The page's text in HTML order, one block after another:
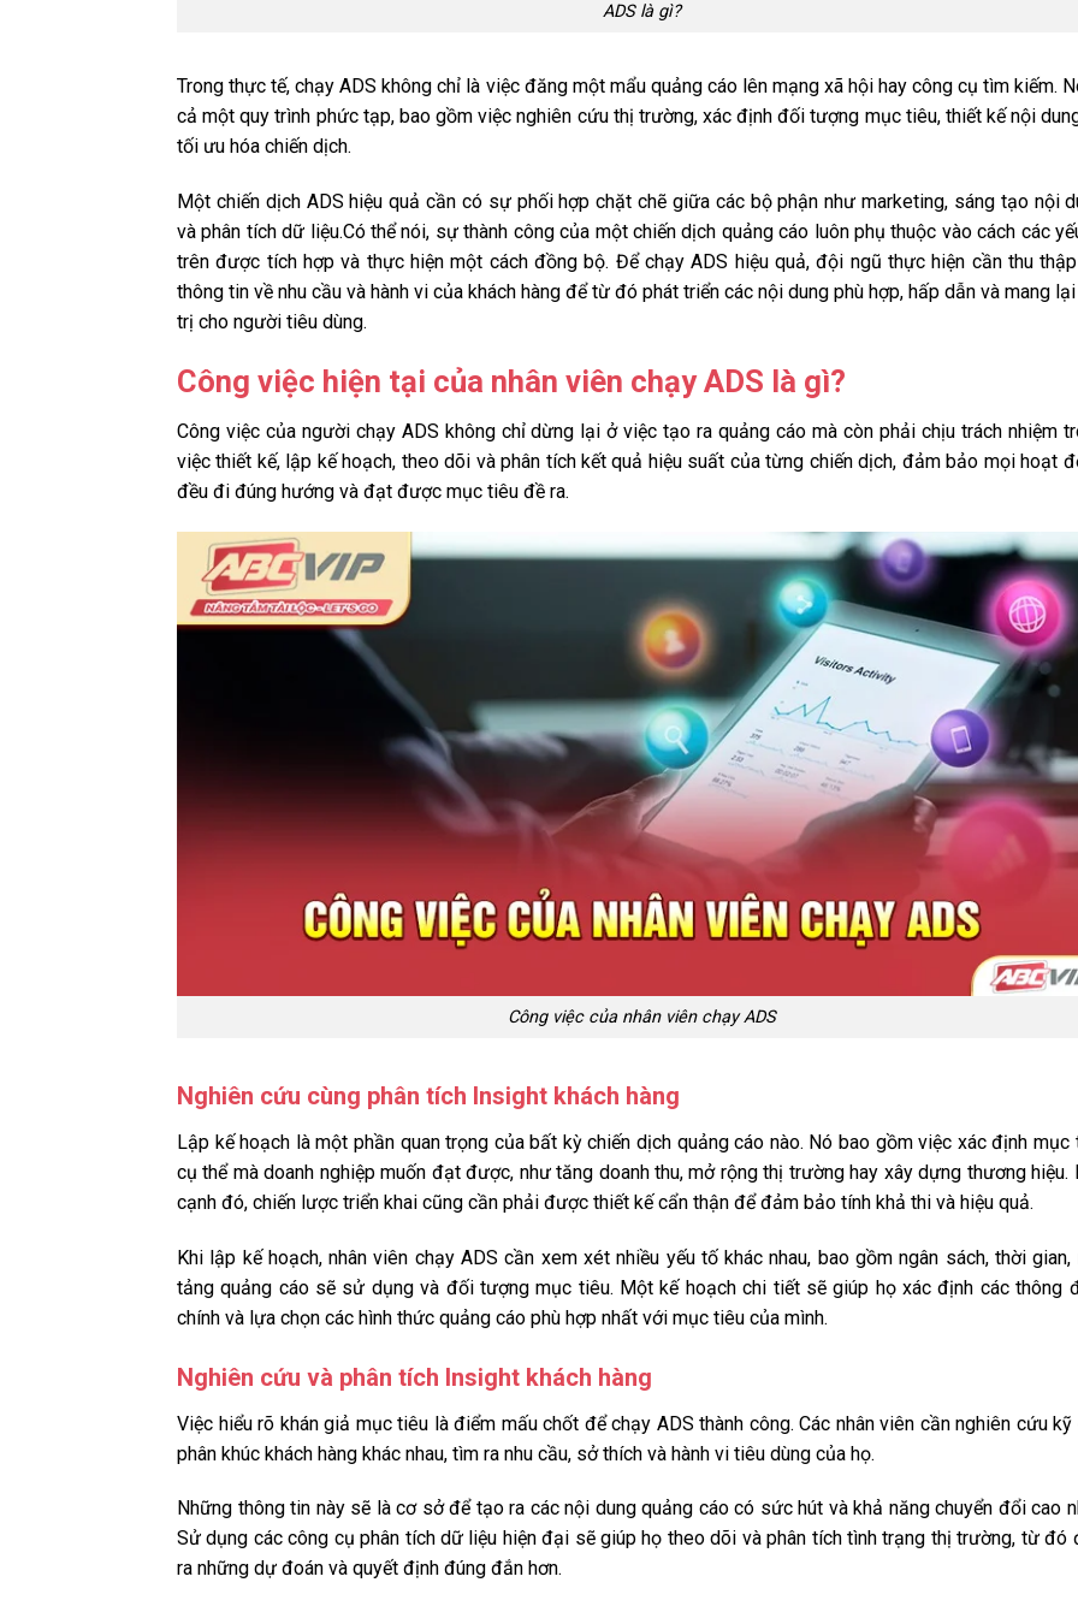
ADS là gì?
Trong thực tế, chạy ADS không chỉ là việc đăng một mẩu quảng cáo lên mạng xã hội hay công cụ tìm kiếm.
cả một quy trình phức tạp, bao gồm việc nghiên cứu thị trường, xác định đối tượng mục tiêu, thiết kế nội
tối ưu hóa chiến dịch.
Một chiến dịch ADS hiệu quả cần có sự phối hợp chặt chẽ giữa các bộ phận như marketing, sáng tạo nội
và phân tích dữ liệu.Có thể nói, sự thành công của một chiến dịch quảng cáo luôn phụ thuộc vào cách các
trên được tích hợp và thực hiện một cách đồng bộ. Để chạy ADS hiệu quả, đội ngũ thực hiện cần thu
thông tin về nhu cầu và hành vi của khách hàng để từ đó phát triển các nội dung phù hợp, hấp dẫn và mang
trị cho người tiêu dùng.
Công việc hiện tại của nhân viên chạy ADS là gì?
Công việc của người chạy ADS không chỉ dừng lại ở việc tạo ra quảng cáo mà còn phải chịu trách nhiệm
việc thiết kế, lập kế hoạch, theo dõi và phân tích kết quả hiệu suất của từng chiến dịch, đảm bảo mọi hoạt
đều đi đúng hướng và đạt được mục tiêu đề ra.
Công việc của nhân viên chạy ADS
Nghiên cứu cùng phân tích Insight khách hàng
Lập kế hoạch là một phần quan trọng của bất kỳ chiến dịch quảng cáo nào. Nó bao gồm việc xác định mục
cụ thể mà doanh nghiệp muốn đạt được, như tăng doanh thu, mở rộng thị trường hay xây dựng thương hiệu.
cạnh đó, chiến lược triển khai cũng cần phải được thiết kế cẩn thận để đảm bảo tính khả thi và hiệu quả.
Khi lập kế hoạch, nhân viên chạy ADS cần xem xét nhiều yếu tố khác nhau, bao gồm ngân sách, thời gian,
tảng quảng cáo sẽ sử dụng và đối tượng mục tiêu. Một kế hoạch chi tiết sẽ giúp họ xác định các thông
chính và lựa chọn các hình thức quảng cáo phù hợp nhất với mục tiêu của mình.
Nghiên cứu và phân tích Insight khách hàng
Việc hiểu rõ khán giả mục tiêu là điểm mấu chốt để chạy ADS thành công. Các nhân viên cần nghiên cứu kỹ
phân khúc khách hàng khác nhau, tìm ra nhu cầu, sở thích và hành vi tiêu dùng của họ.
Những thông tin này sẽ là cơ sở để tạo ra các nội dung quảng cáo có sức hút và khả năng chuyển đổi cao
Sử dụng các công cụ phân tích dữ liệu hiện đại sẽ giúp họ theo dõi và phân tích tình trạng thị trường, từ đó
ra những dự đoán và quyết định đúng đắn hơn.